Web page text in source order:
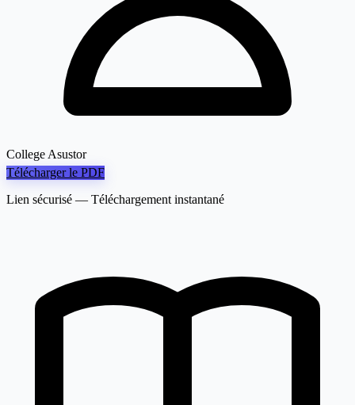
College Asustor
Télécharger le PDF
Lien sécurisé — Téléchargement instantané